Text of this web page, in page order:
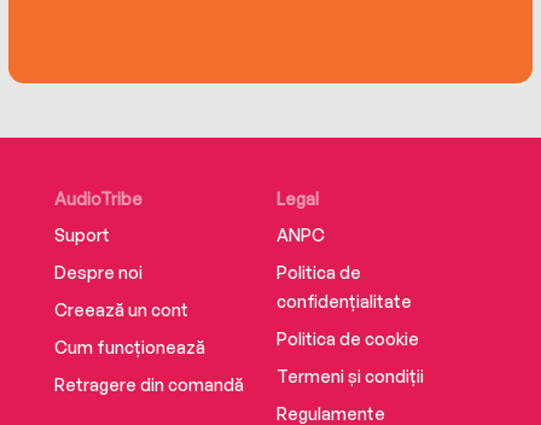
AudioTribe
Suport
Despre noi
Creează un cont
Cum funcționează
Retragere din comandă
Legal
ANPC
Politica de
confidențialitate
Politica de cookie
Termeni și condiții
Regulamente